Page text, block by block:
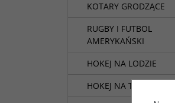
KOTARY GRODZĄCE
RUGBY I FUTBOL
AMERYKAŃSKI
HOKEJ NA LODZIE
HOKEJ NA TRAWIE